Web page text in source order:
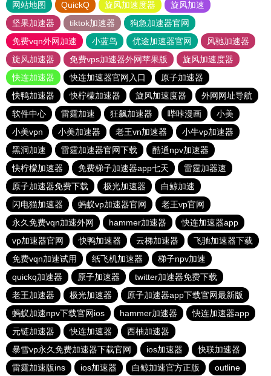
网站地图 QuickQ 旋风加速度器
旋风加速
坚果加速器
tiktok加速器
狗急加速器官网
免费vqn外网加速
小蓝鸟 优途加速器官网
风驰加速器
旋风加速器
免费vps加速器外网苹果版
旋风加速度器
快连加速器
快连加速器官网入口
原子加速器
快鸭加速器
快柠檬加速器 旋风加速度器
外网网址导航
软件中心
雷霆加速 狂飙加速器 哔咔漫画
小美
小美vpn
小美加速器 老王vn加速器
小牛vp加速器
黑洞加速
雷霆加速器官网下载
酷通npv加速器
快柠檬加速器
免费梯子加速器app七天
雷霆加器速
原子加速器免费下载
极光加速器
白鲸加速
闪电猫加速器
蚂蚁vp加速器官网
老王vp官网
永久免费vqn加速外网
hammer加速器
快连加速器app
vp加速器官网
快鸭加速器 云梯加速器
飞驰加速器下载
免费vqn加速试用
纸飞机加速器
梯子npv加速
quickq加速器
原子加速器
twitter加速器免费下载
老王加速器
极光加速器
原子加速器app下载官网最新版
蚂蚁加速npv下载官网ios
hammer加速器
快连加速器app
元链加速器
快连加速器
西柚加速器
暴雪vp永久免费加速器下载官网
ios加速器
快联加速器
雷霆加速版ins
ios加速器 白鲸加速官方正版 outline